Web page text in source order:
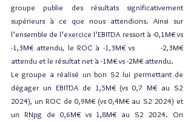
groupe publie des résultats significativement
supérieurs à ce que nous attendions. Ainsi sur
l’ensemble de l’exercice l’EBITDA ressort à -0,1M€ vs
-1,3M€ attendu, le ROC à -1,3M€ vs        -2,3M€
attendu et le résultat net à -1M€ vs -2M€ attendu.
Le groupe a réalisé un bon S2 lui permettant de
dégager un EBITDA de 1,5M€ (vs 0,7 M€ au S2
2024), un ROC de 0,9M€ (vs 0,4M€ au S2 2024) et
un RNpg de 0,6M€ vs 1,8M€ au S2 2024. On